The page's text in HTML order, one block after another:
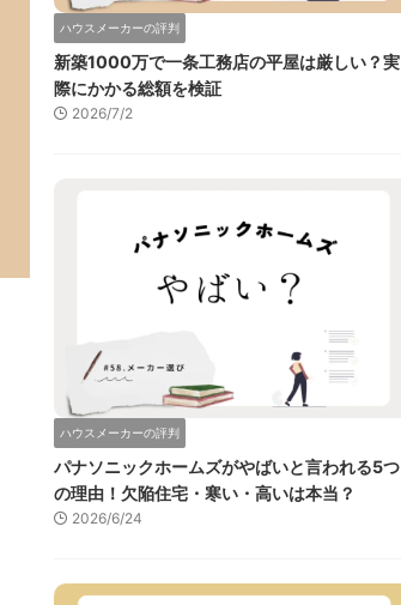
ハウスメーカーの評判
新築1000万で一条工務店の平屋は厳しい？実
際にかかる総額を検証
2026/7/2
ハウスメーカーの評判
パナソニックホームズがやばいと言われる5つ
の理由！欠陥住宅・寒い・高いは本当？
2026/6/24